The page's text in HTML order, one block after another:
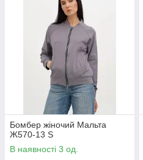
Бомбер жіночий Мальта
Ж570-13 S
В наявності 3 од.